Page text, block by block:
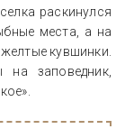
раскинулся
места, а на
кувшинки.
заповедник,